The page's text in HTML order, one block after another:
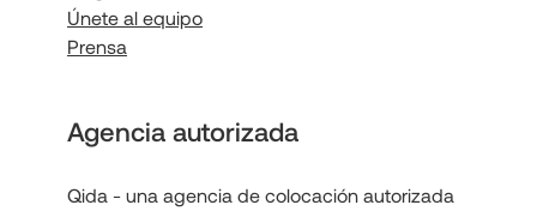
Únete al equipo
Prensa
Agencia autorizada
Qida - una agencia de colocación autorizada